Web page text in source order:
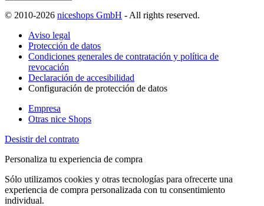
© 2010-2026 niceshops GmbH - All rights reserved.
Aviso legal
Protección de datos
Condiciones generales de contratación y política de
revocación
Declaración de accesibilidad
Configuración de protección de datos
Empresa
Otras nice Shops
Desistir del contrato
Personaliza tu experiencia de compra
Sólo utilizamos cookies y otras tecnologías para ofrecerte una
experiencia de compra personalizada con tu consentimiento
individual.